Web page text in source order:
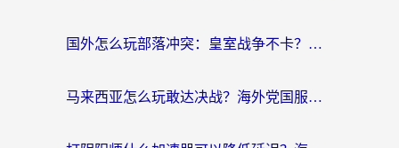
国外怎么玩部落冲突：皇室战争不卡？海外玩家畅玩国服游戏终极指南
马来西亚怎么玩敢达决战？海外党国服游戏加速避坑指南（附实测推荐）